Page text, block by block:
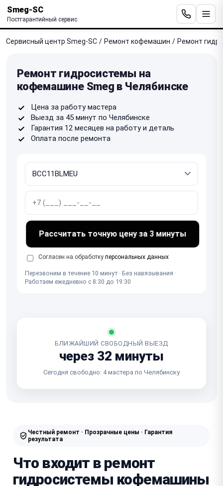
Smeg-SC
Постгарантийный сервис
Сервисный центр Smeg-SC / Ремонт кофемашин / Ремонт
Ремонт гидросистемы на
кофемашине Smeg в Челябинске
Цена за работу мастера
Выезд за 45 минут по Челябинске
Гарантия 12 месяцев на работу и деталь
Оплата после ремонта
Рассчитать точную цену за 3 минуты
Согласен на обработку персональных данных
Перезвоним в течение 10 минут · Без навязывания ·
Работаем ежедневно с 8:30 до 19:30
БЛИЖАЙШИЙ СВОБОДНЫЙ ВЫЕЗД
через 32 минуты
Сегодня свободно: 4 мастера по Челябинску
Честный ремонт · Прозрачные цены · Гарантия
результата
Что входит в ремонт
гидросистемы кофемашины